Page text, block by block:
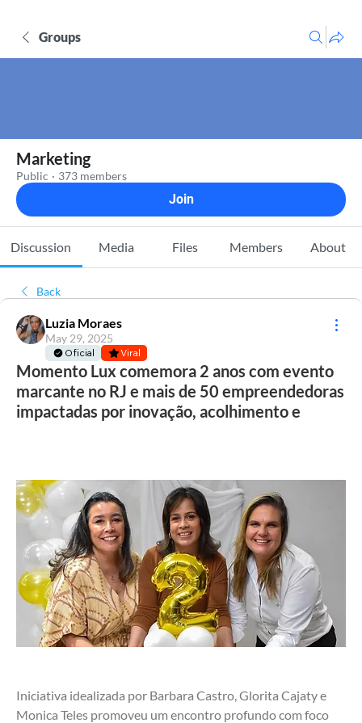
Groups
Marketing
Public · 373 members
Join
Discussion Media Files Members About
Back
Luzia Moraes
May 29, 2025
Oficial Viral
Momento Lux comemora 2 anos com evento
marcante no RJ e mais de 50 empreendedoras
impactadas por inovação, acolhimento e
Iniciativa idealizada por Barbara Castro, Glorita Cajaty e
Monica Teles promoveu um encontro profundo com foco